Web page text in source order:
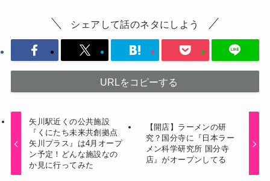
シェアして話のネタにしよう
URLをコピーする
矢川駅近くの公共施設
『くにたち未来共創拠点
矢川プラス』は4月オープ
ン予定！どんな施設なの
か見に行ってみた
【開店】ラーメンの研
究？国分寺に『日本ラー
メン科学研究所 国分寺
店』がオープンしてる